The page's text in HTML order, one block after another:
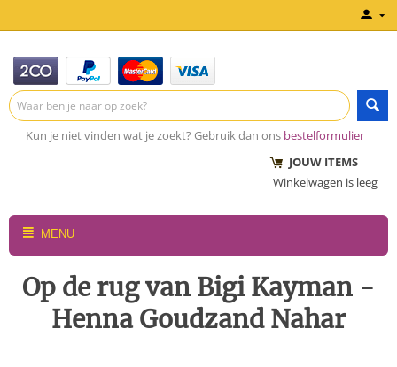
Kun je niet vinden wat je zoekt? Gebruik dan ons bestelformulier
JOUW ITEMS
Winkelwagen is leeg
MENU
Op de rug van Bigi Kayman -
Henna Goudzand Nahar